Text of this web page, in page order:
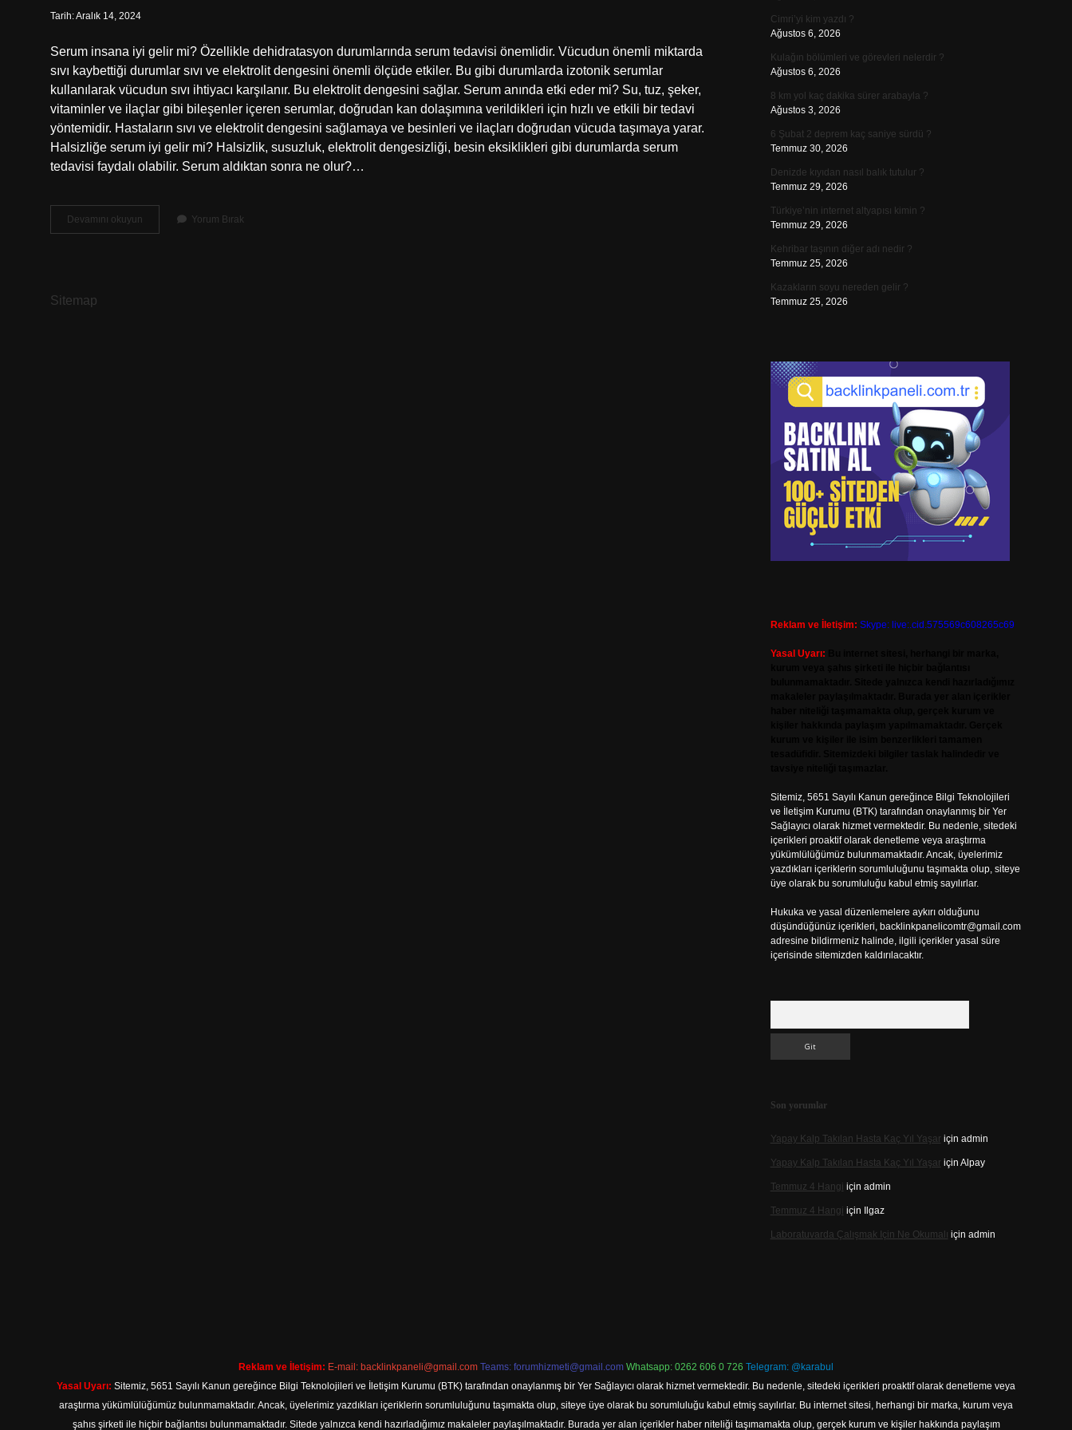
Tarih: Aralık 14, 2024
Serum insana iyi gelir mi? Özellikle dehidratasyon durumlarında serum tedavisi önemlidir. Vücudun önemli miktarda
sıvı kaybettiği durumlar sıvı ve elektrolit dengesini önemli ölçüde etkiler. Bu gibi durumlarda izotonik serumlar
kullanılarak vücudun sıvı ihtiyacı karşılanır. Bu elektrolit dengesini sağlar. Serum anında etki eder mi? Su, tuz, şeker,
vitaminler ve ilaçlar gibi bileşenler içeren serumlar, doğrudan kan dolaşımına verildikleri için hızlı ve etkili bir tedavi
yöntemidir. Hastaların sıvı ve elektrolit dengesini sağlamaya ve besinleri ve ilaçları doğrudan vücuda taşımaya yarar.
Halsizliğe serum iyi gelir mi? Halsizlik, susuzluk, elektrolit dengesizliği, besin eksiklikleri gibi durumlarda serum
tedavisi faydalı olabilir. Serum aldıktan sonra ne olur?…
Devamını okuyun
Rahatlatır
Yorum Bırak
Sitemap
Cimri’yi kim yazdı ?
Ağustos 6, 2026
Kulağın bölümleri ve görevleri nelerdir ?
Ağustos 6, 2026
8 km yol kaç dakika sürer arabayla ?
Ağustos 3, 2026
6 Şubat 2 deprem kaç saniye sürdü ?
Temmuz 30, 2026
Denizde kıyıdan nasıl balık tutulur ?
Temmuz 29, 2026
Türkiye’nin internet altyapısı kimin ?
Temmuz 29, 2026
Kehribar taşının diğer adı nedir ?
Temmuz 25, 2026
Kazakların soyu nereden gelir ?
Temmuz 25, 2026
Reklam ve İletişim: Skype: live:.cid.575569c608265c69
Yasal Uyarı:
Sitemiz, 5651 Sayılı Kanun gereğince Bilgi Teknolojileri
ve İletişim Kurumu (BTK) tarafından onaylanmış bir Yer
Sağlayıcı olarak hizmet vermektedir. Bu nedenle, sitedeki
içerikleri proaktif olarak denetleme veya araştırma
yükümlülüğümüz bulunmamaktadır. Ancak, üyelerimiz
yazdıkları içeriklerin sorumluluğunu taşımakta olup, siteye
üye olarak bu sorumluluğu kabul etmiş sayılırlar.
Hukuka ve yasal düzenlemelere aykırı olduğunu
düşündüğünüz içerikleri, backlinkpanelicomtr@gmail.com
adresine bildirmeniz halinde, ilgili içerikler yasal süre
içerisinde sitemizden kaldırılacaktır.
Son yorumlar
Yapay Kalp Takılan Hasta Kaç Yıl Yaşariçin admin
Yapay Kalp Takılan Hasta Kaç Yıl Yaşariçin Alpay
Temmuz 4 Hangi için admin
Temmuz 4 Hangi için Ilgaz
Laboratuvarda Çalışmak Için Ne Okumalı için admin
Reklam ve İletişim: E-mail: backlinkpaneli@gmail.com Teams: forumhizmeti@gmail.com Whatsapp: 0262 606 0 726 Telegram: @karabul
Yasal Uyarı: Sitemiz, 5651 Sayılı Kanun gereğince Bilgi Teknolojileri ve İletişim Kurumu (BTK) tarafından onaylanmış bir Yer Sağlayıcı olarak hizmet vermektedir. Bu nedenle, sitedeki içerikleri proaktif olarak denetleme veya
araştırma yükümlülüğümüz bulunmamaktadır. Ancak, üyelerimiz yazdıkları içeriklerin sorumluluğunu taşımakta olup, siteye üye olarak bu sorumluluğu kabul etmiş sayılırlar. Bu internet sitesi, herhangi bir marka, kurum veya
şahıs şirketi ile hiçbir bağlantısı bulunmamaktadır. Sitede yalnızca kendi hazırladığımız makaleler paylaşılmaktadır. Burada yer alan içerikler haber niteliği taşımamakta olup, gerçek kurum ve kişiler hakkında paylaşım